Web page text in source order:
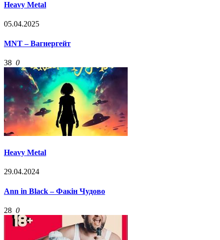
Heavy Metal
05.04.2025
MNT – Вагнергейт
38 0
Heavy Metal
29.04.2024
Ann in Black – Факін Чудово
28 0